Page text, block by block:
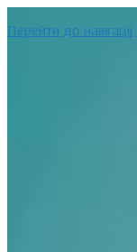
Перейти до навігації